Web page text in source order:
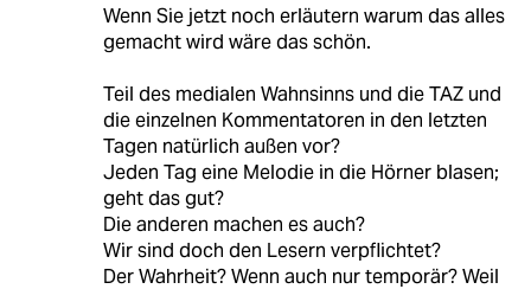
Wenn Sie jetzt noch erläutern warum das alles
gemacht wird wäre das schön.
Teil des medialen Wahnsinns und die TAZ und
die einzelnen Kommentatoren in den letzten
Tagen natürlich außen vor?
Jeden Tag eine Melodie in die Hörner blasen;
geht das gut?
Die anderen machen es auch?
Wir sind doch den Lesern verpflichtet?
Der Wahrheit? Wenn auch nur temporär? Weil